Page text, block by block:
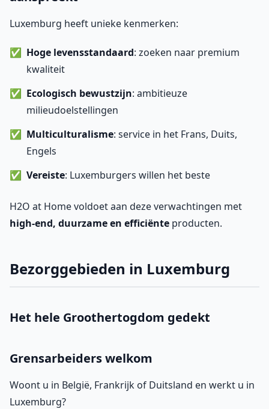
Luxemburg heeft unieke kenmerken:
Hoge levensstandaard: zoeken naar premium
kwaliteit
Ecologisch bewustzijn: ambitieuze
milieudoelstellingen
Multiculturalisme: service in het Frans, Duits,
Engels
Vereiste: Luxemburgers willen het beste
H2O at Home voldoet aan deze verwachtingen met
high-end, duurzame en efficiënte producten.
Bezorggebieden in Luxemburg
Het hele Groothertogdom gedekt
Grensarbeiders welkom
Woont u in België, Frankrijk of Duitsland en werkt u in
Luxemburg?